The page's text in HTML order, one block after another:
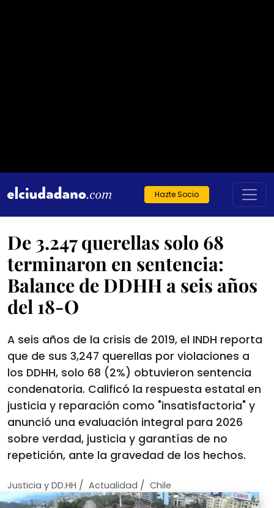
Hazte Socio
De 3.247 querellas solo 68
terminaron en sentencia:
Balance de DDHH a seis años
del 18-O
A seis años de la crisis de 2019, el INDH reporta
que de sus 3,247 querellas por violaciones a
los DDHH, solo 68 (2%) obtuvieron sentencia
condenatoria. Calificó la respuesta estatal en
justicia y reparación como "insatisfactoria" y
anunció una evaluación integral para 2026
sobre verdad, justicia y garantías de no
repetición, ante la gravedad de los hechos.
Justicia y DD.HH / Actualidad / Chile